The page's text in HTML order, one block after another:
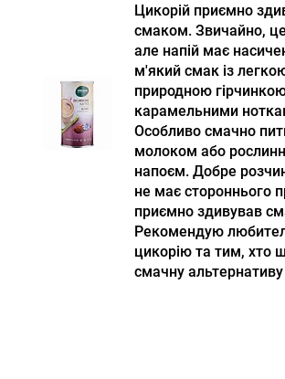
Цикорій приємно
смаком. Звичайно,
але напій має
м'який смак із
природною
карамельними
Особливо смачно
молоком або
напоєм. Добре
не має стороннього
приємно здивував
Рекомендую
цикорію та тим, хто
смачну альтернативу